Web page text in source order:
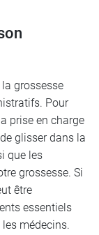
grossesse
Pour
prise en charge
glisser dans la
que les
grossesse. Si
être
essentiels
médecins.